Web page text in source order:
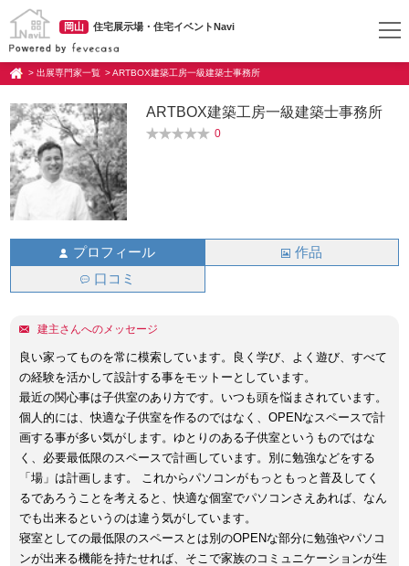
岡山 住宅展示場・住宅イベントNavi
> 出展専門家一覧 > ARTBOX建築工房一級建築士事務所
ARTBOX建築工房一級建築士事務所
0
プロフィール
作品
口コミ
建主さんへのメッセージ
良い家ってものを常に模索しています。良く学び、よく遊び、すべて
の経験を活かして設計する事をモットーとしています。
最近の関心事は子供室のあり方です。いつも頭を悩まされています。
個人的には、快適な子供室を作るのではなく、OPENなスペースで計
画する事が多い気がします。ゆとりのある子供室というものではな
く、必要最低限のスペースで計画しています。別に勉強などをする
「場」は計画します。 これからパソコンがもっともっと普及してく
るであろうことを考えると、快適な個室でパソコンさえあれば、なん
でも出来るというのは違う気がしています。
寝室としての最低限のスペースとは別のOPENな部分に勉強やパソコ
ンが出来る機能を持たせれば、そこで家族のコミュニケーションが生